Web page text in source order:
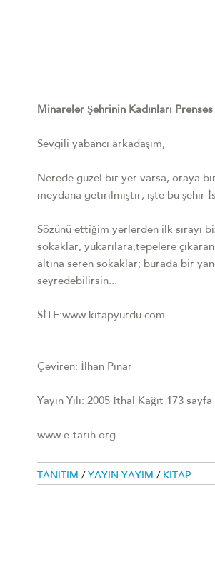
Minareler Şehrinin Kadınları
Sevgili yabancı arkadaşım,
Nerede güzel bir yer varsa, oraya
meydana getirilmiştir; işte bu şehir
Sözünü ettiğim yerlerden ilk sırayı
sokaklar, yukarılara,tepelere
altına seren sokaklar; burada bir
seyredebilirsin...
SİTE:www.kitapyurdu.com
Çeviren: İlhan Pınar
Yayın Yılı: 2005 İthal Kağıt 173
www.e-tarih.org
TANITIM / YAYIN-YAYIM / KITAP